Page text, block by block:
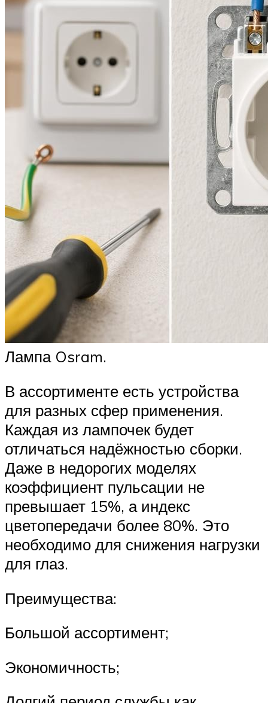
Лампа Osram.
В ассортименте есть устройства
для разных сфер применения.
Каждая из лампочек будет
отличаться надёжностью сборки.
Даже в недорогих моделях
коэффициент пульсации не
превышает 15%, а индекс
цветопередачи более 80%. Это
необходимо для снижения нагрузки
для глаз.
Преимущества:
Большой ассортимент;
Экономичность;